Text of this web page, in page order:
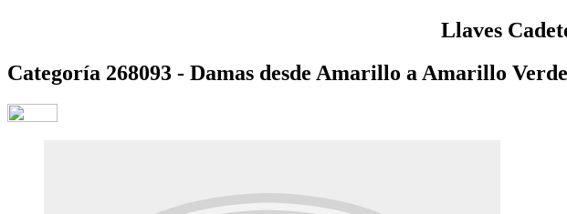
Llaves
Categoría 268093 - Damas desde Amarillo a Amarillo